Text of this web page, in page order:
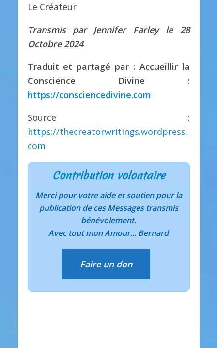
Le Créateur
Transmis par Jennifer Farley le 28
Octobre 2024
Traduit et partagé par : Accueillir la
Conscience Divine :
https://consciencedivine.com
Source :
https://thecreatorwritings.wordpress.
com
Contribution volontaire
Merci pour votre aide et soutien pour la
publication de ces Messages transmis
bénévolement.
Avec tout mon Amour... Bernard
Faire un don